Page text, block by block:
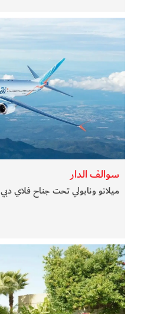
سوالف الدار
ميلانو ونابولي تحت جناح فلاي دبي